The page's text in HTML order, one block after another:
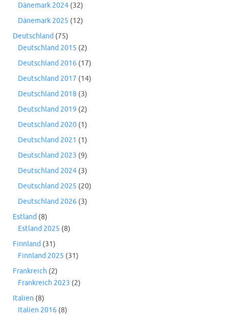
Dänemark 2024 (32)
Dänemark 2025 (12)
Deutschland (75)
Deutschland 2015 (2)
Deutschland 2016 (17)
Deutschland 2017 (14)
Deutschland 2018 (3)
Deutschland 2019 (2)
Deutschland 2020 (1)
Deutschland 2021 (1)
Deutschland 2023 (9)
Deutschland 2024 (3)
Deutschland 2025 (20)
Deutschland 2026 (3)
Estland (8)
Estland 2025 (8)
Finnland (31)
Finnland 2025 (31)
Frankreich (2)
Frankreich 2023 (2)
Italien (8)
Italien 2016 (8)